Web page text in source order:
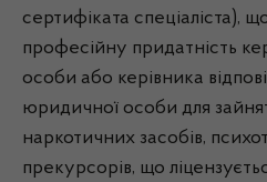
сертифіката спеціаліста),
професійну придатність
особи або керівника
юридичної особи для
наркотичних засобів,
прекурсорів, що